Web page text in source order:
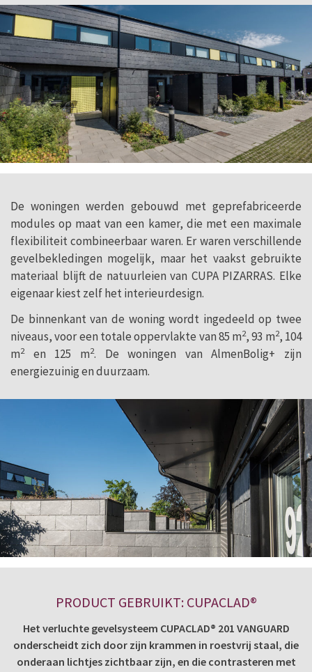
De woningen werden gebouwd met geprefabriceerde
modules op maat van een kamer, die met een maximale
flexibiliteit combineerbaar waren. Er waren verschillende
gevelbekledingen mogelijk, maar het vaakst gebruikte
materiaal blijft de natuurleien van CUPA PIZARRAS. Elke
eigenaar kiest zelf het interieurdesign.
De binnenkant van de woning wordt ingedeeld op twee
niveaus, voor een totale oppervlakte van 85 m2, 93 m2, 104
m2en 125 m2. De woningen van AlmenBolig+ zijn
energiezuinig en duurzaam.
PRODUCT GEBRUIKT: CUPACLAD®
Het verluchte gevelsysteem CUPACLAD® 201 VANGUARD
onderscheidt zich door zijn krammen in roestvrij staal, die
onderaan lichtjes zichtbaar zijn, en die contrasteren met